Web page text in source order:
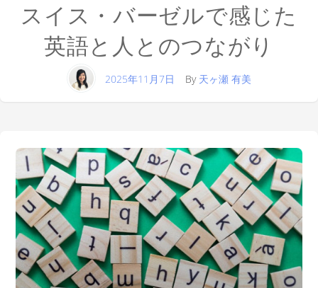
スイス・バーゼルで感じた
英語と人とのつながり
2025年11月7日 By 天ヶ瀬 有美